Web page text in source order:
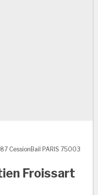
Froissart
CessionBail PARIS 75003
Froissart